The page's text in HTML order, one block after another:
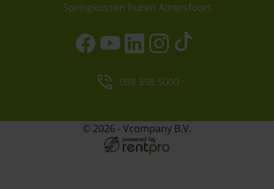
Springkussen huren Amersfoort
088 398 5000
© 2026 - Vcompany B.V.